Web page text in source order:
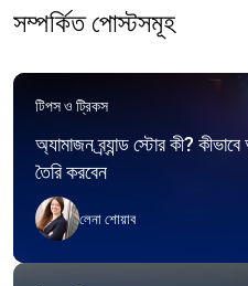
সম্পর্কিত পোস্টসমূহ
টিপস ও ট্রিকস
অ্যামাজন ব্র্যান্ড স্টোর কী?
তৈরি করবেন
লেনা শোয়াব